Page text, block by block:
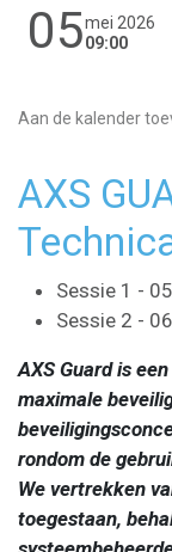
05mei 2026
09:00
Aan de kalender
AXS
Sessie 1 -
Sessie 2 -
AXS Guard is
maximale
rondom de
We vertrekken
toegestaan,